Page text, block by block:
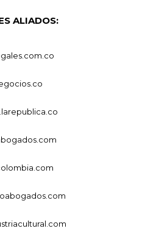
ALIADOS: